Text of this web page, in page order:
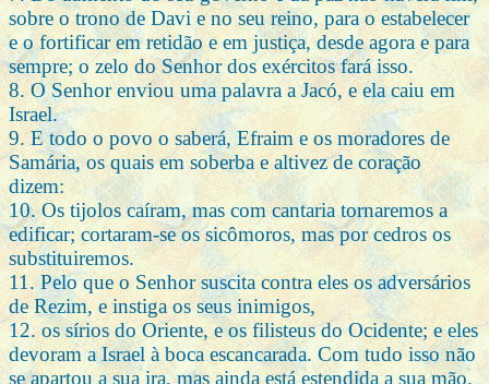
sobre o trono de Davi e no seu reino, para o estabelecer
e o fortificar em retidão e em justiça, desde agora e para
sempre; o zelo do Senhor dos exércitos fará isso.
8. O Senhor enviou uma palavra a Jacó, e ela caiu em
Israel.
9. E todo o povo o saberá, Efraim e os moradores de
Samária, os quais em soberba e altivez de coração
dizem:
10. Os tijolos caíram, mas com cantaria tornaremos a
edificar; cortaram-se os sicômoros, mas por cedros os
substituiremos.
11. Pelo que o Senhor suscita contra eles os adversários
de Rezim, e instiga os seus inimigos,
12. os sírios do Oriente, e os filisteus do Ocidente; e eles
devoram a Israel à boca escancarada. Com tudo isso não
se apartou a sua ira, mas ainda está estendida a sua mão.